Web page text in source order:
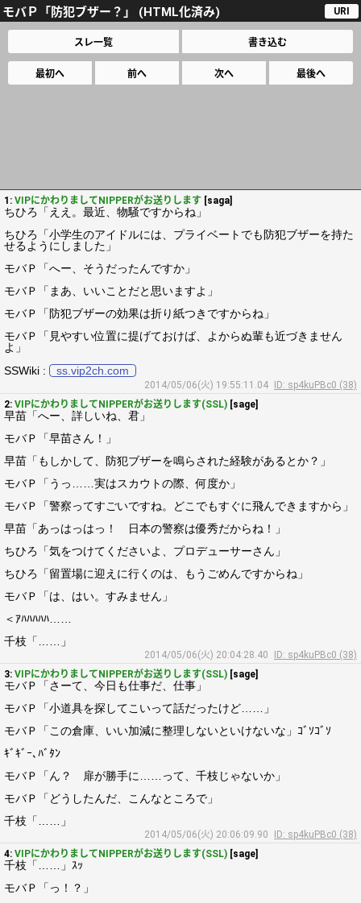
モバＰ「防犯ブザー？」 (HTML化済み) URI
スレ一覧 書き込む
最初へ 前へ 次へ 最後へ
1: VIPにかわりましてNIPPERがお送りします [saga]
ちひろ「ええ。最近、物騒ですからね」
ちひろ「小学生のアイドルには、プライベートでも防犯ブザーを持た
せるようにしました」
モバＰ「へー、そうだったんですか」
モバＰ「まあ、いいことだと思いますよ」
モバＰ「防犯ブザーの効果は折り紙つきですからね」
モバＰ「見やすい位置に提げておけば、よからぬ輩も近づきません
よ」
SSWiki :
ss.vip2ch.com
2014/05/06(火) 19:55:11.04
ID: sp4kuPBc0 (38)
2: VIPにかわりましてNIPPERがお送りします(SSL) [sage]
早苗「へー、詳しいね、君」
モバＰ「早苗さん！」
早苗「もしかして、防犯ブザーを鳴らされた経験があるとか？」
モバＰ「うっ……実はスカウトの際、何度か」
モバＰ「警察ってすごいですね。どこでもすぐに飛んできますから」
早苗「あっはっはっ！ 日本の警察は優秀だからね！」
ちひろ「気をつけてくださいよ、プロデューサーさん」
ちひろ「留置場に迎えに行くのは、もうごめんですからね」
モバＰ「は、はい。すみません」
＜ｱﾊﾊﾊﾊﾊ……
千枝「……」
2014/05/06(火) 20:04:28.40
ID: sp4kuPBc0 (38)
3: VIPにかわりましてNIPPERがお送りします(SSL) [sage]
モバＰ「さーて、今日も仕事だ、仕事」
モバＰ「小道具を探してこいって話だったけど……」
モバＰ「この倉庫、いい加減に整理しないといけないな」ｺﾞｿｺﾞｿ
ｷﾞｷﾞｰ､ﾊﾞﾀﾝ
モバＰ「ん？ 扉が勝手に……って、千枝じゃないか」
モバＰ「どうしたんだ、こんなところで」
千枝「……」
2014/05/06(火) 20:06:09.90
ID: sp4kuPBc0 (38)
4: VIPにかわりましてNIPPERがお送りします(SSL) [sage]
千枝「……」ｽｯ
モバＰ「っ！？」